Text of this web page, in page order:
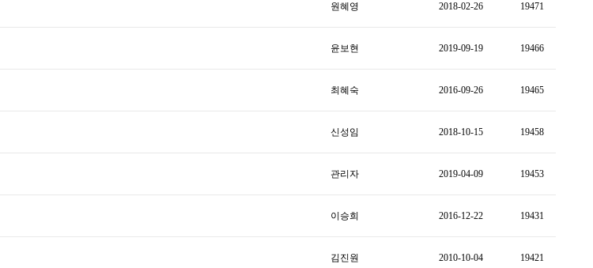
원혜영 2018-02-26 19471
윤보현 2019-09-19 19466
최혜숙 2016-09-26 19465
신성임 2018-10-15 19458
관리자 2019-04-09 19453
이승희 2016-12-22 19431
김진원 2010-10-04 19421